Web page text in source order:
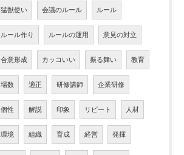
猛獣使い 会議のルール ルール
ルール作り ルールの運用 意見の対立
合意形成 カッコいい 振る舞い 教育
場数 適正 研修講師 企業研修
個性 解説 印象 リピート 人材
環境 組織 育成 経営 発揮